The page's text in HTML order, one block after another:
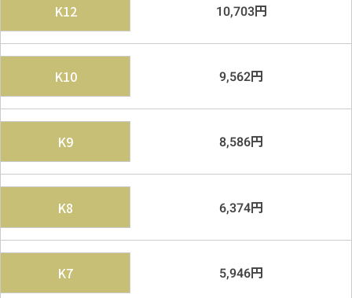
K12 10,703円
K10 9,562円
K9 8,586円
K8 6,374円
K7 5,946円